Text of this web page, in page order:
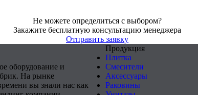
Не можете определиться с выбором?
Закажите бесплатную консультацию менеджера
Отправить заявку
оборудование и
На рынке
вы знали нас как
Продукция
Плитка
Смесители
Аксессуары
Раковины